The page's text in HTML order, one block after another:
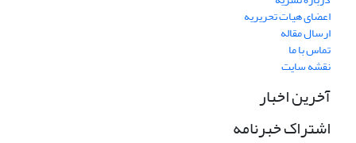
اعضای هیات تحریریه
ارسال مقاله
تماس با ما
نقشه سایت
آخرین اخبار
اشتراک خبرنامه